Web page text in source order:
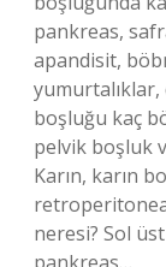
pankreas,
apandisit,
boşluğu kaç
pelvik boşluk
Karın, karın
neresi? Sol